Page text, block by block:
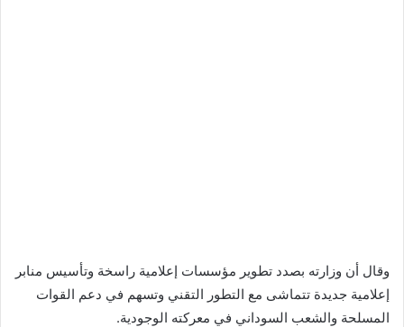
وقال أن وزارته بصدد تطوير مؤسسات إعلامية راسخة وتأسيس منابر
إعلامية جديدة تتماشى مع التطور التقني وتسهم في دعم القوات
المسلحة والشعب السوداني في معركته الوجودية.